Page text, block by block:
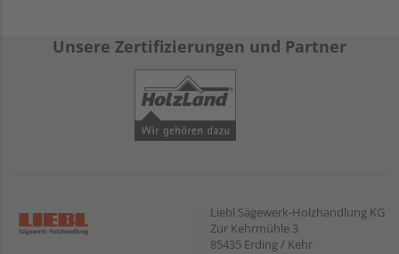
Unsere Zertifizierungen und Partner
Liebl Sägewerk-Holzhandlung KG
Zur Kehrmühle 3
85435 Erding / Kehr